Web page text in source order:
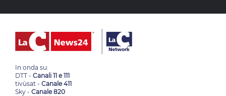
In onda su:
DTT - Canali 11 e 111
tivùsat - Canale 411
Sky - Canale 820